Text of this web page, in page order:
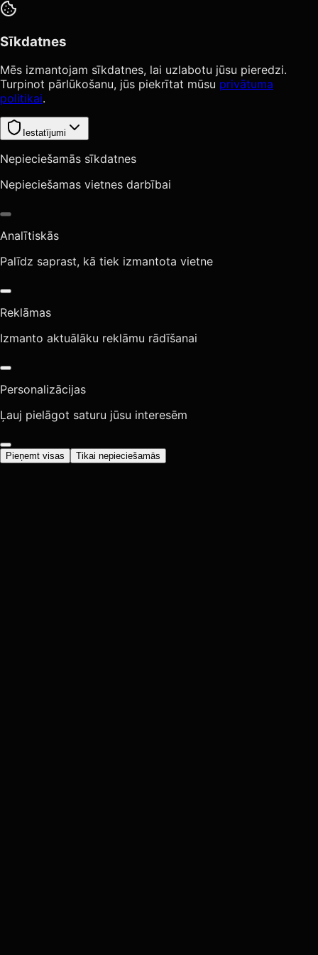
Sīkdatnes
Mēs izmantojam sīkdatnes, lai uzlabotu jūsu pieredzi.
Turpinot pārlūkošanu, jūs piekrītat mūsu privātuma
politikai.
Iestatījumi
Nepieciešamās sīkdatnes
Nepieciešamas vietnes darbībai
Analītiskās
Palīdz saprast, kā tiek izmantota vietne
Reklāmas
Izmanto aktuālāku reklāmu rādīšanai
Personalizācijas
Ļauj pielāgot saturu jūsu interesēm
Pieņemt visas Tikai nepieciešamās